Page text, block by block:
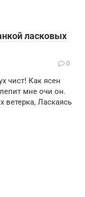
ласковых
0
чист! Как ясен
мне очи он.
ветерка, Ласкаясь